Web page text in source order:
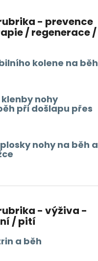
- prevence
/ regenerace /
kolene na běh
nohy
při došlapu přes
nohy na běh a
- výživa -
/ pití
a běh